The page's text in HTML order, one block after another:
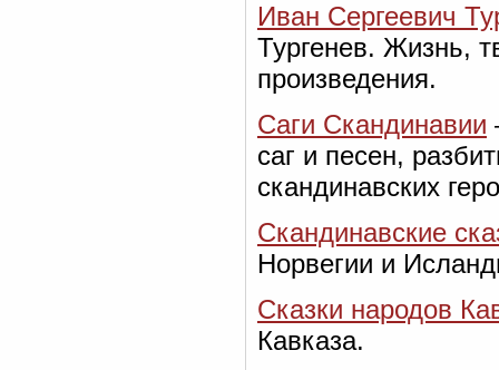
Иван Сергеевич
Тургенев. Жизнь,
произведения.
Саги Скандинавии
саг и песен,
скандинавских
Скандинавские
Норвегии и
Сказки народов
Кавказа.